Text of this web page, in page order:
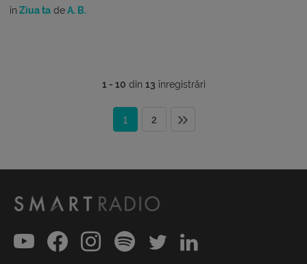
în Ziua ta deA. B.
1 - 10 din 13 înregistrări
1 2